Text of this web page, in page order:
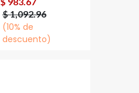
carrito
$1,092.96
(10% de
descuento)